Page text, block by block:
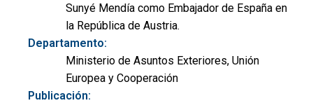
Sunyé Mendía como Embajador de España en
la República de Austria.
Departamento:
Ministerio de Asuntos Exteriores, Unión
Europea y Cooperación
Publicación: